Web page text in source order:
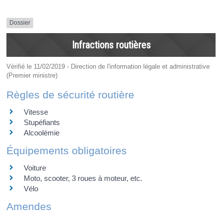
Dossier
Infractions routières
Vérifié le 11/02/2019 - Direction de l'information légale et administrative
(Premier ministre)
Règles de sécurité routière
Vitesse
Stupéfiants
Alcoolémie
Équipements obligatoires
Voiture
Moto, scooter, 3 roues à moteur, etc.
Vélo
Amendes